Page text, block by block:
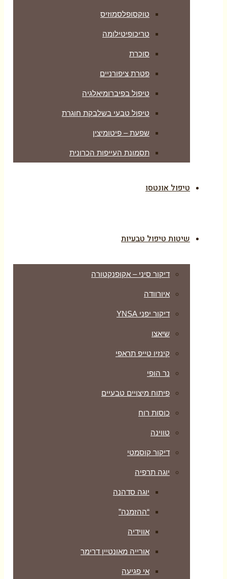
טוקסופלסמוזיס
טריכופיטילומה
סוכרת
פטרת ציפורניים
טיפול בפיברומיאלגיה
טיפול טבעי בשלבקת חוגרת
שפעת – פיטומיצין
תסמונת העייפות הכרונית
טיפול אונטסו
שיטות טיפול טבעיות
דיקור סיני – אקופנקטורה
איורוודה
דיקור יפני YNSA
שיאצו
קינזיו טייפ תראפי
נר הופי
פיתוח מיצויים טבעיים
כוסות רוח
טווינה
דיקור קוסמטי
יוגה תרפיה
יוגה סדהנה
“ההזמנה”
אווידיה
אורייה מאונטיין דרימר
אי פגיעה